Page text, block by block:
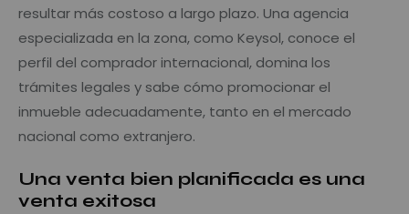
resultar más costoso a largo plazo. Una agencia
especializada en la zona, como Keysol, conoce el
perfil del comprador internacional, domina los
trámites legales y sabe cómo promocionar el
inmueble adecuadamente, tanto en el mercado
nacional como extranjero.
Una venta bien planificada es una
venta exitosa